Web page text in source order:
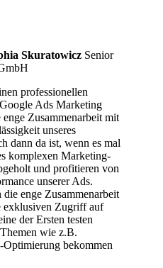
Skuratowicz Senior
professionellen
Ads Marketing
Zusammenarbeit mit
unseres
dann da ist, wenn es mal
komplexen Marketing-
und profitieren von
unserer Ads.
enge Zusammenarbeit
exklusiven Zugriff auf
der Ersten testen
wie z.B.
bekommen